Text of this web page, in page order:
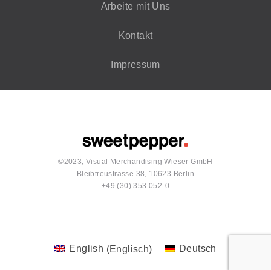
Arbeite mit Uns
Kontakt
Impressum
©2023, Visual Merchandising Wieser GmbH
Bleibtreustrasse 38, 10623 Berlin
+49 (30) 353 052-0
English (Englisch) Deutsch